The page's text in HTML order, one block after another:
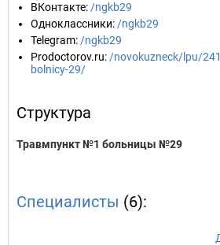
ВКонтакте: /ngkb29
Одноклассники: /ngkb29
Telegram: /ngkb29
Prodoctorov.ru: /novokuzneck/lpu/
bolnicy-29/
Структура
Травмпункт №1 больницы №29
Специалисты (6):